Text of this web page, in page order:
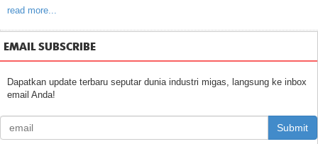
read more...
EMAIL SUBSCRIBE
Dapatkan update terbaru seputar dunia industri migas, langsung ke inbox
email Anda!
Submit